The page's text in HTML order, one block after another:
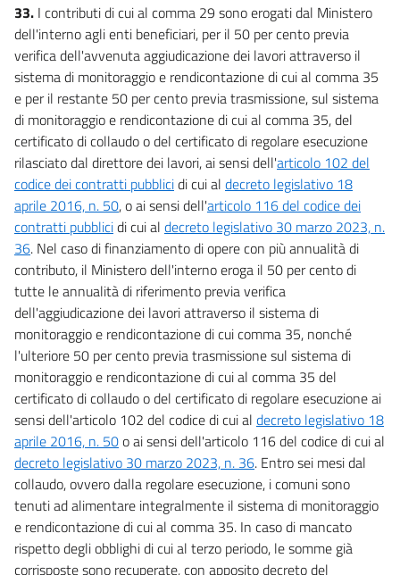
33. I contributi di cui al comma 29 sono erogati dal Ministero
dell'interno agli enti beneficiari, per il 50 per cento previa
verifica dell'avvenuta aggiudicazione dei lavori attraverso il
sistema di monitoraggio e rendicontazione di cui al comma 35
e per il restante 50 per cento previa trasmissione, sul sistema
di monitoraggio e rendicontazione di cui al comma 35, del
certificato di collaudo o del certificato di regolare esecuzione
rilasciato dal direttore dei lavori, ai sensi dell'articolo 102 del
codice dei contratti pubblicidi cui al decreto legislativo 18
aprile 2016, n. 50, o ai sensi dell'articolo 116 del codice dei
contratti pubblicidi cui al decreto legislativo 30 marzo 2023, n.
36. Nel caso di finanziamento di opere con più annualità di
contributo, il Ministero dell'interno eroga il 50 per cento di
tutte le annualità di riferimento previa verifica
dell'aggiudicazione dei lavori attraverso il sistema di
monitoraggio e rendicontazione di cui comma 35, nonché
l'ulteriore 50 per cento previa trasmissione sul sistema di
monitoraggio e rendicontazione di cui al comma 35 del
certificato di collaudo o del certificato di regolare esecuzione ai
sensi dell'articolo 102 del codice di cui al decreto legislativo 18
aprile 2016, n. 50o ai sensi dell'articolo 116 del codice di cui al
decreto legislativo 30 marzo 2023, n. 36. Entro sei mesi dal
collaudo, ovvero dalla regolare esecuzione, i comuni sono
tenuti ad alimentare integralmente il sistema di monitoraggio
e rendicontazione di cui al comma 35. In caso di mancato
rispetto degli obblighi di cui al terzo periodo, le somme già
corrisposte sono recuperate, con apposito decreto del